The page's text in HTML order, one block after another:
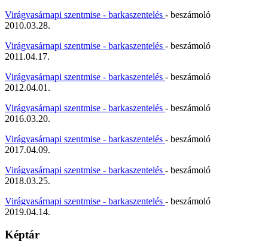
Virágvasárnapi szentmise - barkaszentelés - beszámoló
2010.03.28.
Virágvasárnapi szentmise - barkaszentelés - beszámoló
2011.04.17.
Virágvasárnapi szentmise - barkaszentelés - beszámoló
2012.04.01.
Virágvasárnapi szentmise - barkaszentelés - beszámoló
2016.03.20.
Virágvasárnapi szentmise - barkaszentelés - beszámoló
2017.04.09.
Virágvasárnapi szentmise - barkaszentelés - beszámoló
2018.03.25.
Virágvasárnapi szentmise - barkaszentelés - beszámoló
2019.04.14.
Képtár